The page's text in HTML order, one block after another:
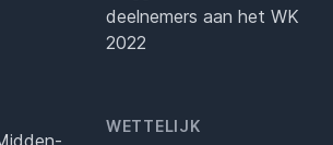
deelnemers aan het WK
2022
WETTELIJK